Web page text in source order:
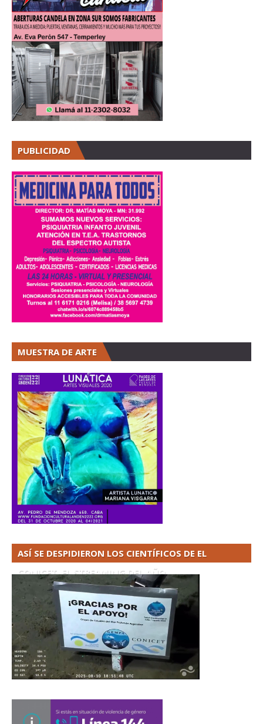
PUBLICIDAD
MUESTRA DE ARTE
ASÍ SE DESPIDIERON LOS CIENTÍFICOS DE EL
CONICET. EL STREAMING DEL AÑO